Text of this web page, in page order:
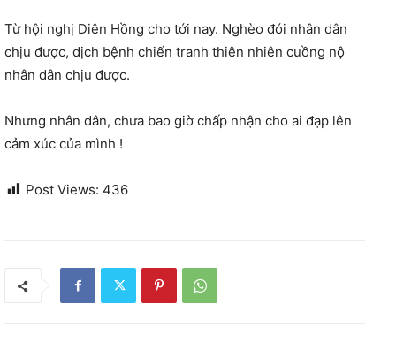
Từ hội nghị Diên Hồng cho tới nay. Nghèo đói nhân dân
chịu được, dịch bệnh chiến tranh thiên nhiên cuồng nộ
nhân dân chịu được.
Nhưng nhân dân, chưa bao giờ chấp nhận cho ai đạp lên
cảm xúc của mình !
Post Views: 436